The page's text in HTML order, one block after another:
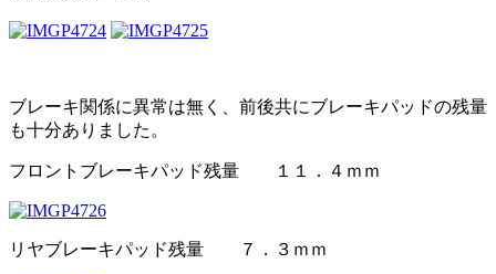
ブレーキ関係に異常は無く、前後共にブレーキパッドの残量
も十分ありました。
フロントブレーキパッド残量 １１．４ｍｍ
リヤブレーキパッド残量 ７．３ｍｍ